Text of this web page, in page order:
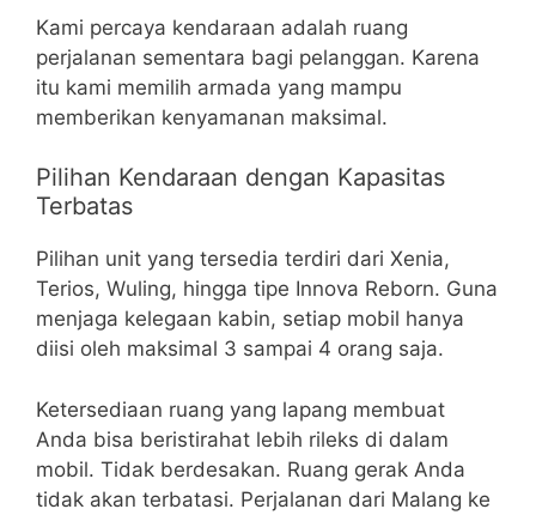
Kami percaya kendaraan adalah ruang
perjalanan sementara bagi pelanggan. Karena
itu kami memilih armada yang mampu
memberikan kenyamanan maksimal.
Pilihan Kendaraan dengan Kapasitas
Terbatas
Pilihan unit yang tersedia terdiri dari Xenia,
Terios, Wuling, hingga tipe Innova Reborn. Guna
menjaga kelegaan kabin, setiap mobil hanya
diisi oleh maksimal 3 sampai 4 orang saja.
Ketersediaan ruang yang lapang membuat
Anda bisa beristirahat lebih rileks di dalam
mobil. Tidak berdesakan. Ruang gerak Anda
tidak akan terbatasi. Perjalanan dari Malang ke